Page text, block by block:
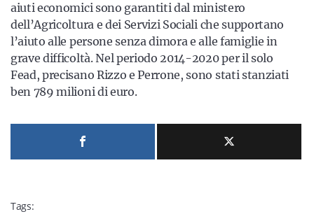
aiuti economici sono garantiti dal ministero
dell’Agricoltura e dei Servizi Sociali che supportano
l’aiuto alle persone senza dimora e alle famiglie in
grave difficoltà. Nel periodo 2014-2020 per il solo
Fead, precisano Rizzo e Perrone, sono stati stanziati
ben 789 milioni di euro.
Tags: